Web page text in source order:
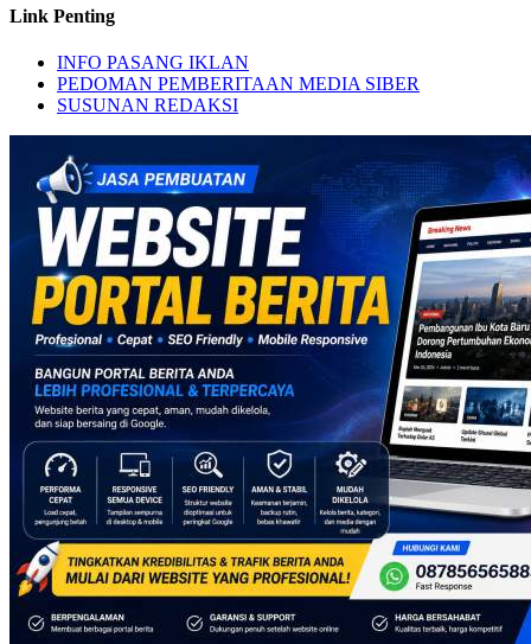
Link Penting
INFO PASANG IKLAN
PEDOMAN PEMBERITAAN MEDIA SIBER
SUSUNAN REDAKSI